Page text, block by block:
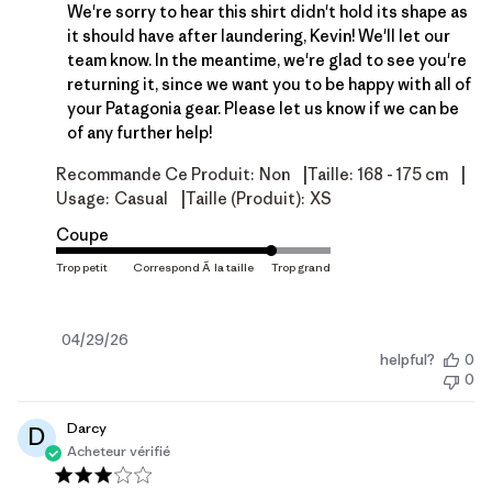
We're sorry to hear this shirt didn't hold its shape as
it should have after laundering, Kevin! We'll let our
team know. In the meantime, we're glad to see you're
returning it, since we want you to be happy with all of
your Patagonia gear. Please let us know if we can be
of any further help!
Recommande Ce Produit: Non Taille: 168 - 175 cm
Usage: Casual Taille (produit): XS
Coupe
Date
04/29/26
helpful?
0
0
D
Darcy
Acheteur vérifié